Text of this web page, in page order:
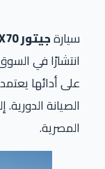
سيارةجيتور X70
انتشارًا في
على أدائها
الصيانة
المصرية.